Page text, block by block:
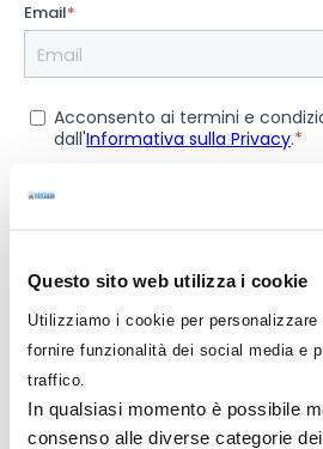
Questo sito web utilizza i cookie
Utilizziamo i cookie per
fornire funzionalità dei social media e
traffico.
In qualsiasi momento è possibile
consenso alle diverse categorie
Email*
Acconsento ai termini e
dall'Informativa sulla Privacy.*